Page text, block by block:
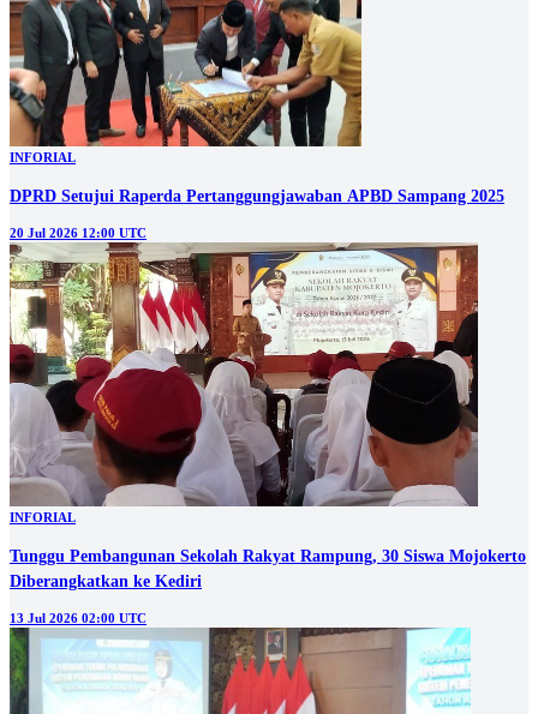
INFORIAL
DPRD Setujui Raperda Pertanggungjawaban APBD Sampang 2025
20 Jul 2026 12:00 UTC
INFORIAL
Tunggu Pembangunan Sekolah Rakyat Rampung, 30 Siswa Mojokerto
Diberangkatkan ke Kediri
13 Jul 2026 02:00 UTC